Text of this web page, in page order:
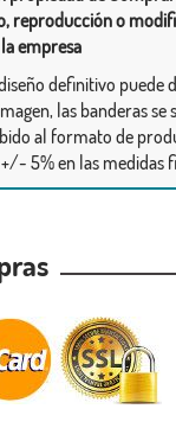
reproducción o
empresa
definitivo
las banderas
al formato de
5% en las medidas